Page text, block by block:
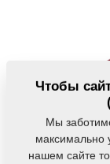
Чтобы
Мы
максимально
нашем сайте